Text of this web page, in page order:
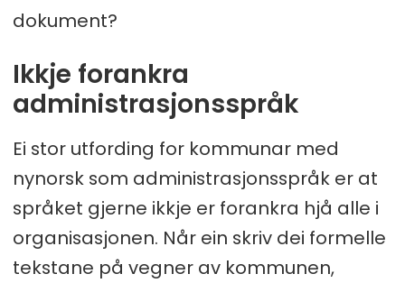
dokument?
Ikkje forankra
administrasjonsspråk
Ei stor utfording for kommunar med
nynorsk som administrasjonsspråk er at
språket gjerne ikkje er forankra hjå alle i
organisasjonen. Når ein skriv dei formelle
tekstane på vegner av kommunen,